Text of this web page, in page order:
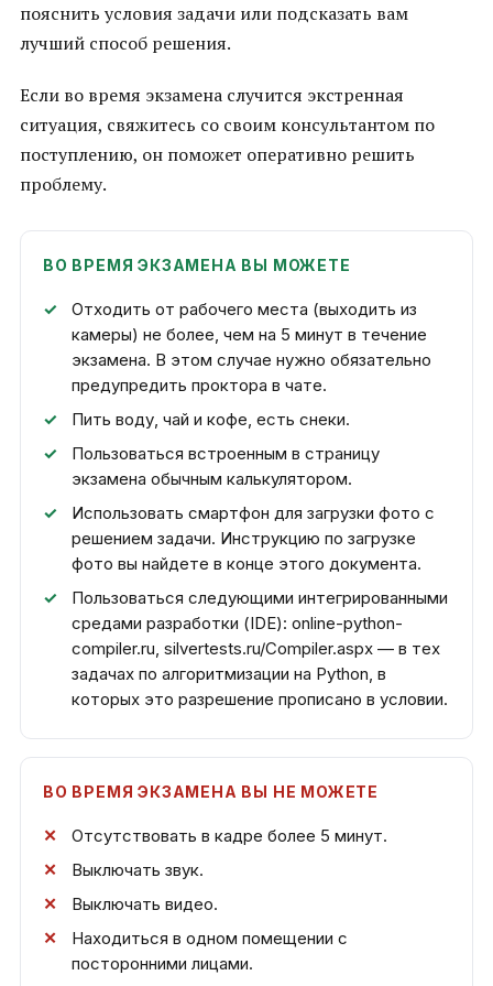
пояснить условия задачи или подсказать вам
лучший способ решения.
Если во время экзамена случится экстренная
ситуация, свяжитесь со своим консультантом по
поступлению, он поможет оперативно решить
проблему.
ВО ВРЕМЯ ЭКЗАМЕНА ВЫ МОЖЕТЕ
Отходить от рабочего места (выходить из
камеры) не более, чем на 5 минут в течение
экзамена. В этом случае нужно обязательно
предупредить проктора в чате.
Пить воду, чай и кофе, есть снеки.
Пользоваться встроенным в страницу
экзамена обычным калькулятором.
Использовать смартфон для загрузки фото с
решением задачи. Инструкцию по загрузке
фото вы найдете в конце этого документа.
Пользоваться следующими интегрированными
средами разработки (IDE): online-python-
compiler.ru, silvertests.ru/Compiler.aspx — в тех
задачах по алгоритмизации на Python, в
которых это разрешение прописано в условии.
ВО ВРЕМЯ ЭКЗАМЕНА ВЫ НЕ МОЖЕТЕ
Отсутствовать в кадре более 5 минут.
Выключать звук.
Выключать видео.
Находиться в одном помещении с
посторонними лицами.